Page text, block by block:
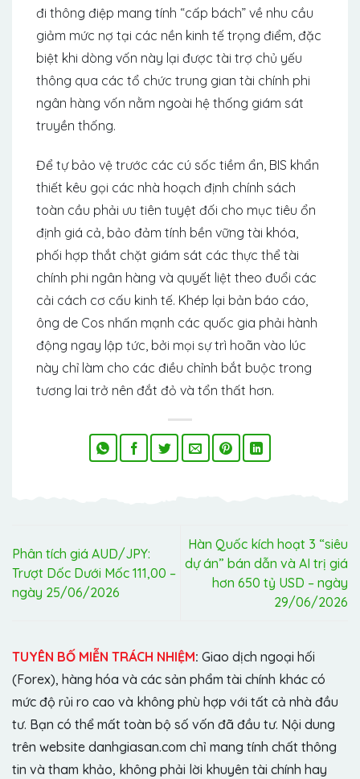
đi thông điệp mang tính “cấp bách” về nhu cầu
giảm mức nợ tại các nền kinh tế trọng điểm, đặc
biệt khi dòng vốn này lại được tài trợ chủ yếu
thông qua các tổ chức trung gian tài chính phi
ngân hàng vốn nằm ngoài hệ thống giám sát
truyền thống.
Để tự bảo vệ trước các cú sốc tiềm ẩn, BIS khẩn
thiết kêu gọi các nhà hoạch định chính sách
toàn cầu phải ưu tiên tuyệt đối cho mục tiêu ổn
định giá cả, bảo đảm tính bền vững tài khóa,
phối hợp thắt chặt giám sát các thực thể tài
chính phi ngân hàng và quyết liệt theo đuổi các
cải cách cơ cấu kinh tế. Khép lại bản báo cáo,
ông de Cos nhấn mạnh các quốc gia phải hành
động ngay lập tức, bởi mọi sự trì hoãn vào lúc
này chỉ làm cho các điều chỉnh bắt buộc trong
tương lai trở nên đắt đỏ và tổn thất hơn.
Phân tích giá AUD/JPY:
Trượt Dốc Dưới Mốc 111,00 –
ngày 25/06/2026
Hàn Quốc kích hoạt 3 “siêu
dự án” bán dẫn và AI trị giá
hơn 650 tỷ USD – ngày
29/06/2026
TUYÊN BỐ MIỄN TRÁCH NHIỆM: Giao dịch ngoại hối
(Forex), hàng hóa và các sản phẩm tài chính khác có
mức độ rủi ro cao và không phù hợp với tất cả nhà đầu
tư. Bạn có thể mất toàn bộ số vốn đã đầu tư. Nội dung
trên website danhgiasan.com chỉ mang tính chất thông
tin và tham khảo, không phải lời khuyên tài chính hay